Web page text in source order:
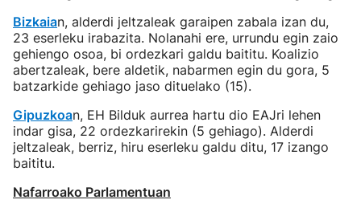
Bizkaian, alderdi jeltzaleak garaipen zabala izan du,
23 eserleku irabazita. Nolanahi ere, urrundu egin zaio
gehiengo osoa, bi ordezkari galdu baititu. Koalizio
abertzaleak, bere aldetik, nabarmen egin du gora, 5
batzarkide gehiago jaso dituelako (15).
Gipuzkoan, EH Bilduk aurrea hartu dio EAJri lehen
indar gisa, 22 ordezkarirekin (5 gehiago). Alderdi
jeltzaleak, berriz, hiru eserleku galdu ditu, 17 izango
baititu.
Nafarroako Parlamentuan